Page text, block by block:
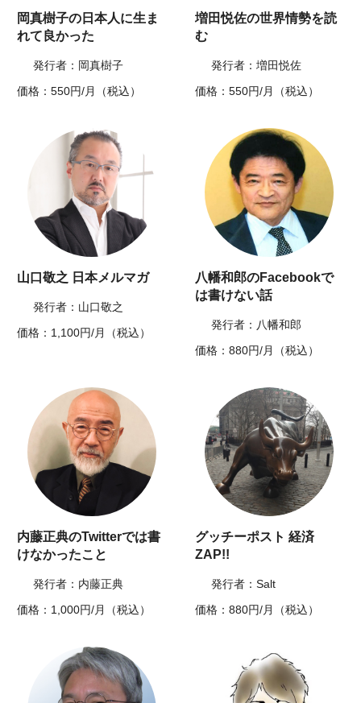
岡真樹子の日本人に生ま
れて良かった
発行者：岡真樹子
価格：550円/月（税込）
増田悦佐の世界情勢を読
む
発行者：増田悦佐
価格：550円/月（税込）
山口敬之 日本メルマガ
発行者：山口敬之
価格：1,100円/月（税込）
八幡和郎のFacebookで
は書けない話
発行者：八幡和郎
価格：880円/月（税込）
内藤正典のTwitterでは書
けなかったこと
発行者：内藤正典
価格：1,000円/月（税込）
グッチーポスト 経済
ZAP!!
発行者：Salt
価格：880円/月（税込）